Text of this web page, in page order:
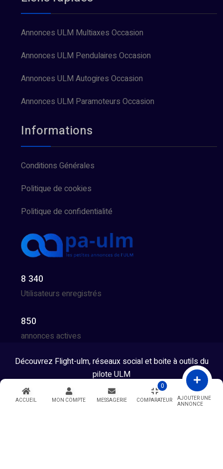
ACCUEIL MON COMPTE MESSAGERIE COMPARATEUR
0
AJOUTER UNE
ANNONCE
Annonces ULM Multiaxes Occasion
Annonces ULM Pendulaires Occasion
Annonces ULM Autogires Occasion
Annonces ULM Paramoteurs Occasion
Informations
Conditions Générales
Politique de cookies
Politique de confidentialité
8 340
Utilisateurs enregistrés
850
annonces actives
Découvrez Flight-ulm, réseaux social et boite à outils du
pilote ULM
Tous droits réservés © 2026 - Developpé par GG Team